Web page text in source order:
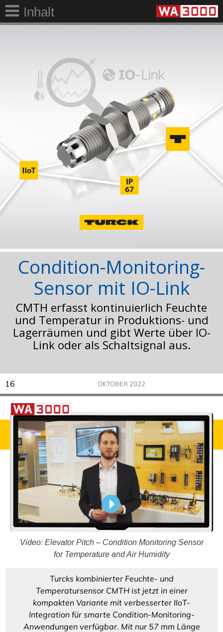
Inhalt
Condition-Monitoring-
Sensor mit IO-Link
CMTH erfasst kontinuierlich Feuchte
und Temperatur in Produktions- und
Lagerräumen und gibt Werte über IO-
Link oder als Schaltsignal aus.
16 OKTOBER 2022
Video: Elevator Pitch – Condition Monitoring Sensor
for Temperature and Air Humidity
Turcks kombinierter Feuchte- und
Temperatursensor CMTH ist jetzt in einer
kompakten Variante mit verbesserter IIoT-
Integration für smarte Condition-Monitoring-
Anwendungen verfügbar. Mit nur 57 mm Länge